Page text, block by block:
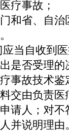
疗事故；
省、自治
当自收到医
是否受理
事故技术
交由负责
请人；对
并说明理由